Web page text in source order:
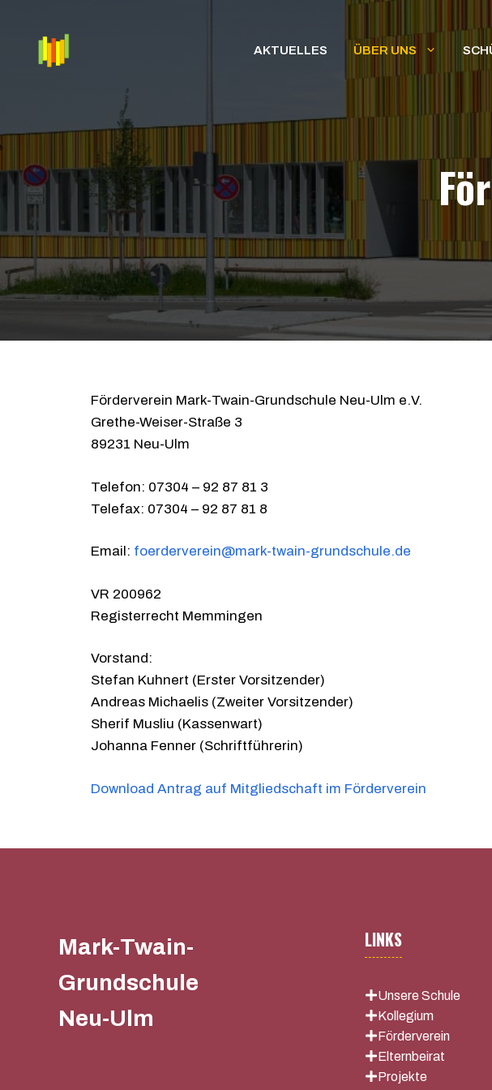
AKTUELLES ÜBER UNS
Förderverein Mark-Twain-Grundschule Neu-Ulm e.V.
Grethe-Weiser-Straße 3
89231 Neu-Ulm
Telefon: 07304 – 92 87 81 3
Telefax: 07304 – 92 87 81 8
Email: foerderverein@mark-twain-grundschule.de
VR 200962
Registerrecht Memmingen
Vorstand:
Stefan Kuhnert (Erster Vorsitzender)
Andreas Michaelis (Zweiter Vorsitzender)
Sherif Musliu (Kassenwart)
Johanna Fenner (Schriftführerin)
Download Antrag auf Mitgliedschaft im Förderverein
Mark-Twain-
Grundschule
Neu-Ulm
LINKS
Unsere Schule
Kollegium
Förderverein
Elternbeirat
Projekte